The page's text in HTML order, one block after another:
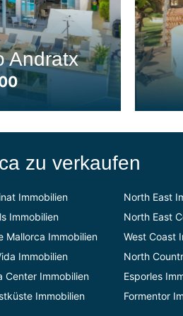
Andratx
zu verkaufen
Immobilien
Immobilien
Mallorca Immobilien
Immobilien
Center Immobilien
Immobilien
North East
North East
West Coast
North
Esporles
Formentor